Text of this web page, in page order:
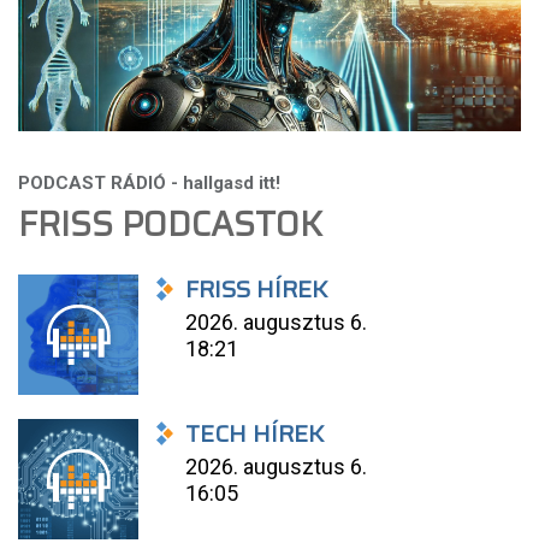
FRISS PODCASTOK
FRISS HÍREK
2026. augusztus 6.
18:21
TECH HÍREK
2026. augusztus 6.
16:05